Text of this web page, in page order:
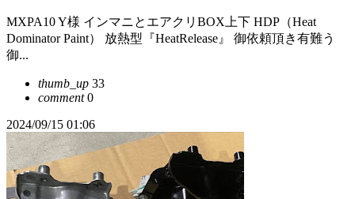
MXPA10 Y様 インマニとエアクリBOX上下 HDP（Heat
Dominator Paint） 放熱型『HeatRelease』 御依頼頂き有難う
御...
thumb_up 33
comment0
2024/09/15 01:06